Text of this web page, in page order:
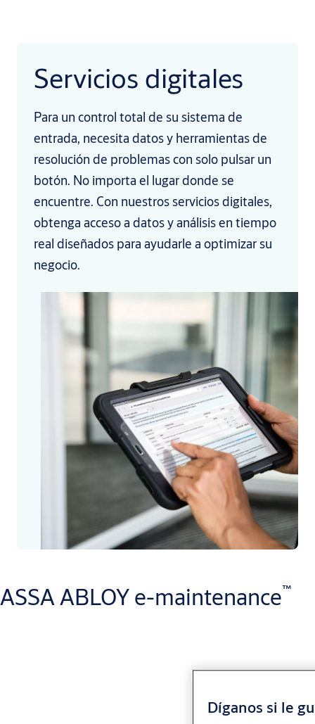
Servicios digitales
Para un control total de su sistema de
entrada, necesita datos y herramientas de
resolución de problemas con solo pulsar un
botón. No importa el lugar donde se
encuentre. Con nuestros servicios digitales,
obtenga acceso a datos y análisis en tiempo
real diseñados para ayudarle a optimizar su
negocio.
ASSA ABLOY e-maintenance™
ASSA ABLOY e-maintenanceTM. Supervisa tus pedidos, las citas
Díganos si le